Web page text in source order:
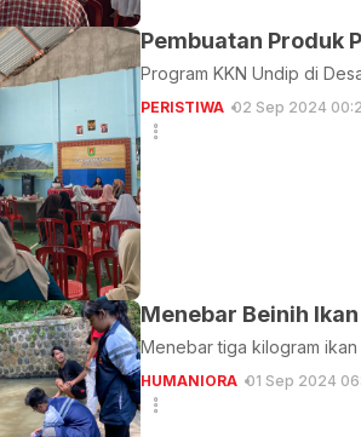
Pembuatan Produk
Program KKN Undip di
PERISTIWA 02 Sep 2024
Menebar Beinih
Menebar tiga kilogram
HUMANIORA 01 Sep 2024